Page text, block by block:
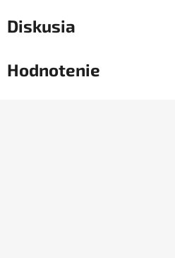
Diskusia
Hodnotenie